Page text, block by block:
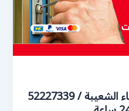
رقم فتح أبواب واقفال ميناء الشعيبة / 52227339